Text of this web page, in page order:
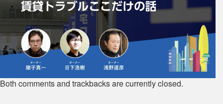
Both comments and trackbacks are currently closed.